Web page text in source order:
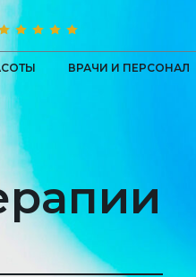
ВРАЧИ И ПЕРСОНАЛ